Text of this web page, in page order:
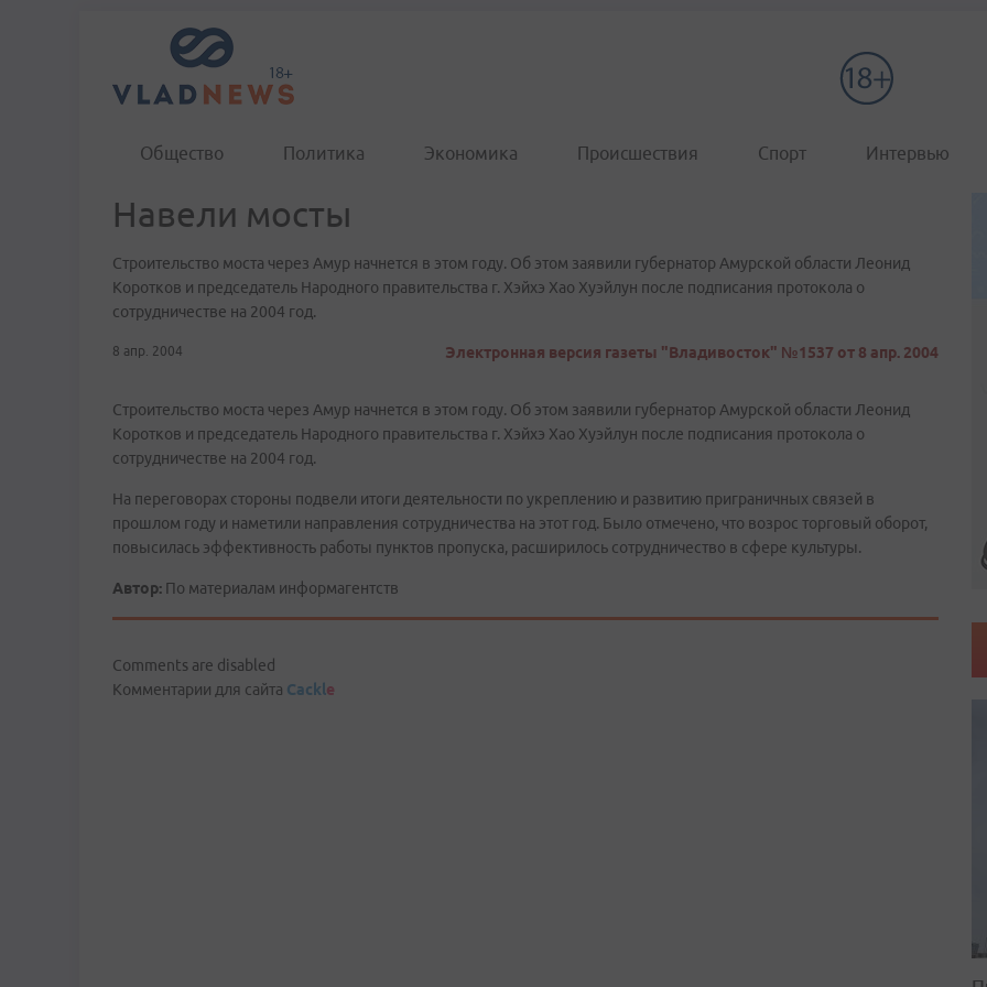
Общество Политика Экономика Происшествия Спорт Интервью
Навели мосты
Строительство моста через Амур начнется в этом году. Об этом заявили губернатор Амурской области Леонид
Коротков и председатель Народного правительства г. Хэйхэ Хао Хуэйлун после подписания протокола о
сотрудничестве на 2004 год.
8 апр. 2004 Электронная версия газеты "Владивосток" №1537 от 8 апр. 2004
Строительство моста через Амур начнется в этом году. Об этом заявили губернатор Амурской области Леонид
Коротков и председатель Народного правительства г. Хэйхэ Хао Хуэйлун после подписания протокола о
сотрудничестве на 2004 год.
На переговорах стороны подвели итоги деятельности по укреплению и развитию приграничных связей в
прошлом году и наметили направления сотрудничества на этот год. Было отмечено, что возрос торговый оборот,
повысилась эффективность работы пунктов пропуска, расширилось сотрудничество в сфере культуры.
Автор: По материалам информагентств
Comments are disabled
Комментарии для сайта Cackle